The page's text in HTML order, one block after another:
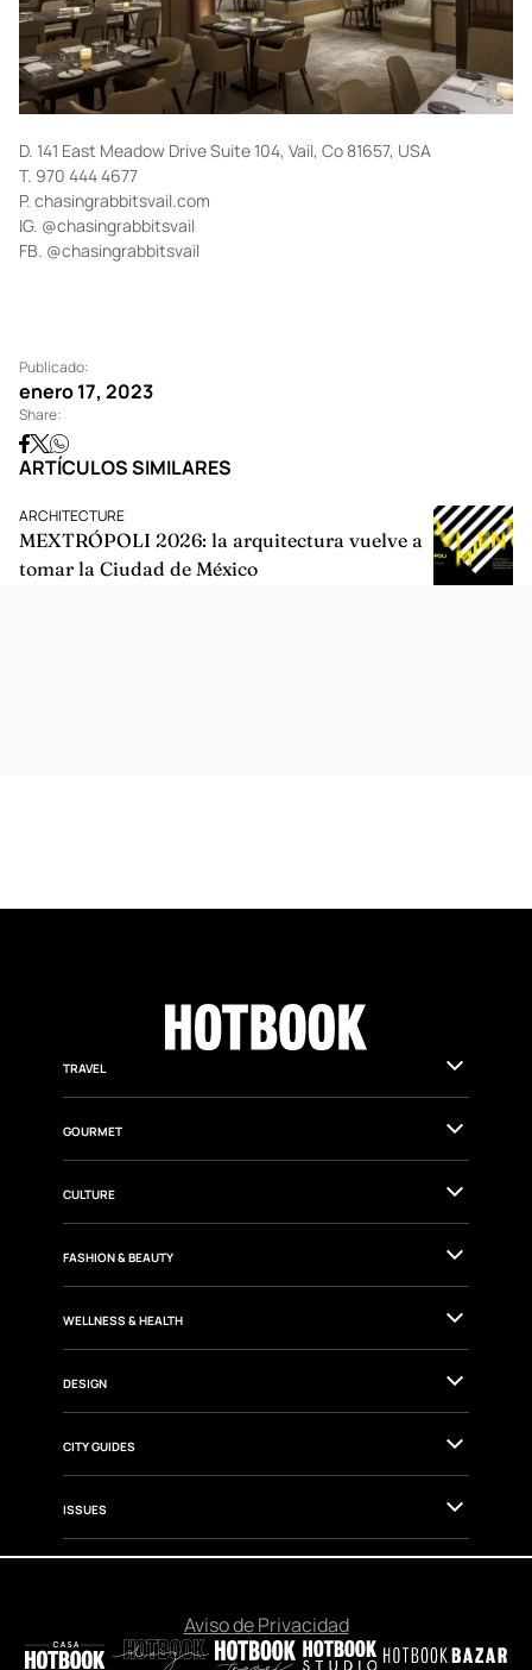
D. 141 East Meadow Drive Suite 104, Vail, Co 81657, USA
FB.@chasingrabbitsvail
Publicado:
enero 17, 2023
Share:
TRAVEL
GOURMET
CULTURE
FASHION & BEAUTY
WELLNESS & HEALTH
DESIGN
ISSUES